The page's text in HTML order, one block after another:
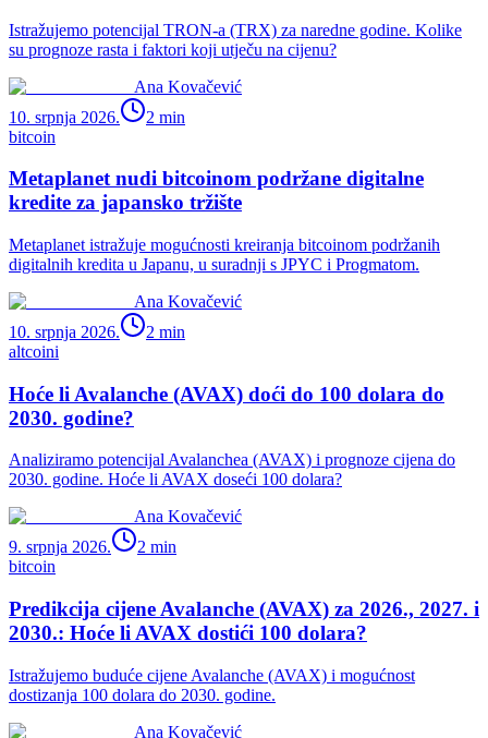
Istražujemo potencijal TRON-a (TRX) za naredne godine. Kolike
su prognoze rasta i faktori koji utječu na cijenu?
Ana Kovačević
10. srpnja 2026.
2 min
bitcoin
Metaplanet nudi bitcoinom podržane digitalne
kredite za japansko tržište
Metaplanet istražuje mogućnosti kreiranja bitcoinom podržanih
digitalnih kredita u Japanu, u suradnji s JPYC i Progmatom.
Ana Kovačević
10. srpnja 2026.
2 min
altcoini
Hoće li Avalanche (AVAX) doći do 100 dolara do
2030. godine?
Analiziramo potencijal Avalanchea (AVAX) i prognoze cijena do
2030. godine. Hoće li AVAX doseći 100 dolara?
Ana Kovačević
9. srpnja 2026.
2 min
bitcoin
Predikcija cijene Avalanche (AVAX) za 2026., 2027. i
2030.: Hoće li AVAX dostići 100 dolara?
Istražujemo buduće cijene Avalanche (AVAX) i mogućnost
dostizanja 100 dolara do 2030. godine.
Ana Kovačević